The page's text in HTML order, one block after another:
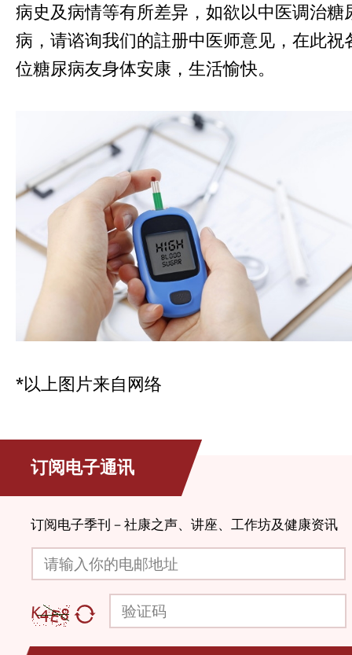
病史及病情等有所差异，如欲以中医调治糖
病，请谘询我们的註册中医师意见，在此祝
位糖尿病友身体安康，生活愉快。
*以上图片来自网络
订阅电子通讯
订阅电子季刊－社康之声、讲座、工作坊及健康资讯